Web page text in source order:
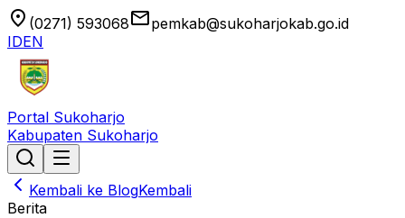
location_on (0271) 593068emailpemkab@sukoharjokab.go.id
IDEN
Portal Sukoharjo
Kabupaten Sukoharjo
Kembali ke BlogKembali
Berita